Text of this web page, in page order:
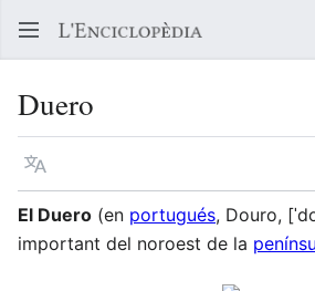
Duero
Llegir en un atre idioma
El Duero (en portugués, Douro,
important del noroest de la